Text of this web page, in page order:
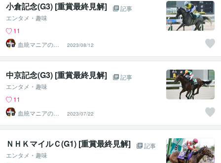
小倉記念(G3) [重賞最終見解]
記事
エンタメ・趣味
11
血統マニアの独
り言
2023/08/12
中京記念(G3) [重賞最終見解]
記事
エンタメ・趣味
11
血統マニアの独
り言
2023/07/22
ＮＨＫマイルＣ(G1) [重賞最終見解]
記事
エンタメ・趣味